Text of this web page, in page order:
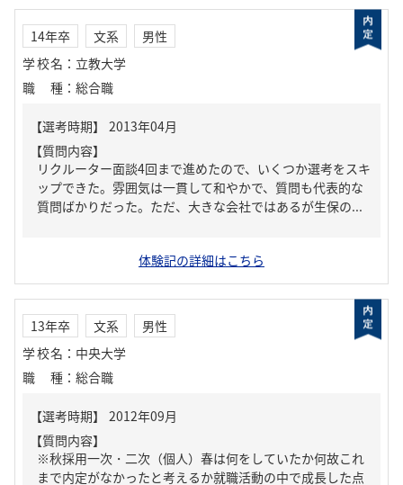
14年卒 文系
男性
学校名 ： 立教大学
職種 ： 総合職
【質問内容】
リクルーター面談4回まで進めたので、いくつか選考をスキ
ップできた。雰囲気は一貫して和やかで、質問も代表的な
質問ばかりだった。ただ、大きな会社ではあるが生保の...
体験記の詳細はこちら
13年卒 文系
男性
学校名 ： 中央大学
職種 ： 総合職
【質問内容】
※秋採用一次・二次（個人）春は何をしていたか何故これ
まで内定がなかったと考えるか就職活動の中で成長した点